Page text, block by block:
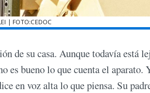
| FOTO:CEDOC
de su casa. Aunque todavía está
es bueno lo que cuenta el aparato.
en voz alta lo que piensa. Su